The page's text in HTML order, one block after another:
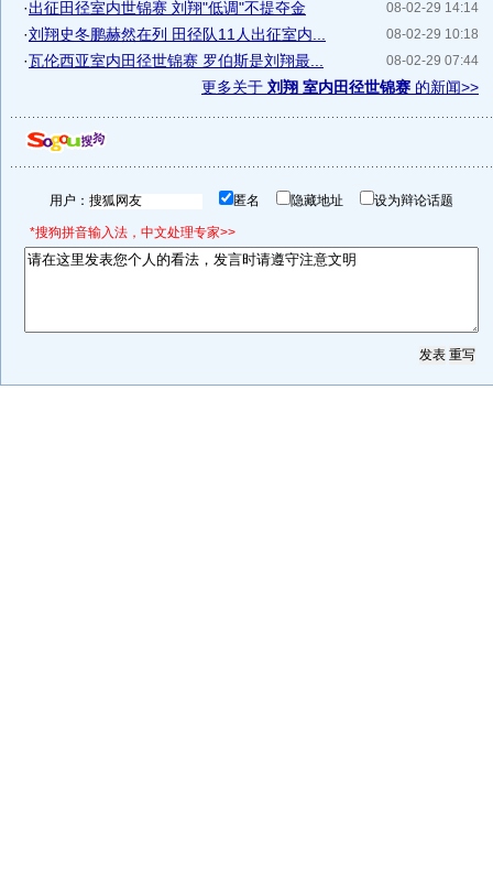
08-02-29 14:14
·出征田径室内世锦赛 刘翔"低调"不提夺金
08-02-29 10:18
·刘翔史冬鹏赫然在列 田径队11人出征室内...
08-02-29 07:44
·瓦伦西亚室内田径世锦赛 罗伯斯是刘翔最...
更多关于 刘翔 室内田径世锦赛 的新闻>>
用户： 匿名 隐藏地址 设为辩论话题
*搜狗拼音输入法，中文处理专家>>